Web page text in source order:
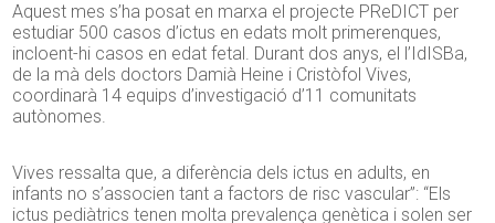
Aquest mes s’ha posat en marxa el projecte PReDICT per
estudiar 500 casos d’ictus en edats molt primerenques,
incloent-hi casos en edat fetal. Durant dos anys, el l’IdISBa,
de la mà dels doctors Damià Heine i Cristòfol Vives,
coordinarà 14 equips d’investigació d’11 comunitats
autònomes.
Vives ressalta que, a diferència dels ictus en adults, en
infants no s’associen tant a factors de risc vascular”: “Els
ictus pediàtrics tenen molta prevalença genètica i solen ser